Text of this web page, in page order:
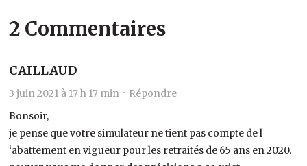
2 Commentaires
CAILLAUD
3 juin 2021 à 17 h 17 min · Répondre
Bonsoir,
je pense que votre simulateur ne tient pas compte de l
‘abattement en vigueur pour les retraités de 65 ans en 2020.